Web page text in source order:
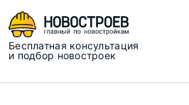
Бесплатная консультация
и подбор новостроек